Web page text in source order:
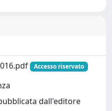
Accesso riservato
dall'editore